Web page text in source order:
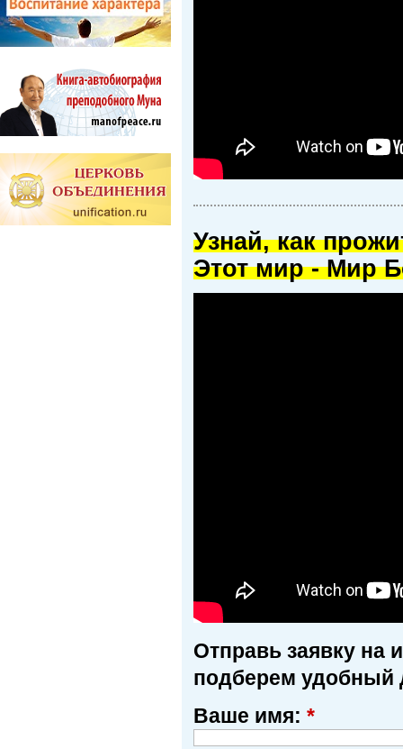
Узнай, как
Этот мир - Мир
Отправь заявку на
подберем удобный
Ваше имя: *